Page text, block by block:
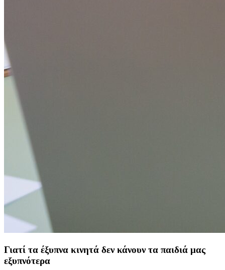
Γιατί τα έξυπνα κινητά δεν κάνουν τα παιδιά μας
εξυπνότερα